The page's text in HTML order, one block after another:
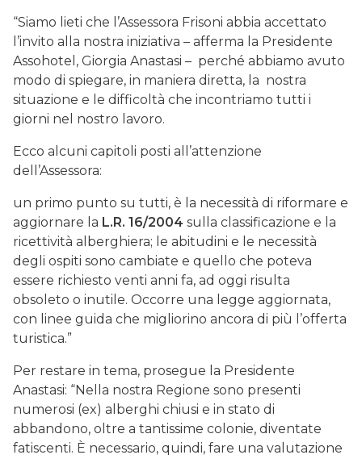
“Siamo lieti che l’Assessora Frisoni abbia accettato
l’invito alla nostra iniziativa – afferma la Presidente
Assohotel, Giorgia Anastasi – perché abbiamo avuto
modo di spiegare, in maniera diretta, la nostra
situazione e le difficoltà che incontriamo tutti i
giorni nel nostro lavoro.
Ecco alcuni capitoli posti all’attenzione
dell’Assessora:
un primo punto su tutti, è la necessità di riformare e
aggiornare la L.R. 16/2004 sulla classificazione e la
ricettività alberghiera; le abitudini e le necessità
degli ospiti sono cambiate e quello che poteva
essere richiesto venti anni fa, ad oggi risulta
obsoleto o inutile. Occorre una legge aggiornata,
con linee guida che migliorino ancora di più l’offerta
turistica.”
Per restare in tema, prosegue la Presidente
Anastasi: “Nella nostra Regione sono presenti
numerosi (ex) alberghi chiusi e in stato di
abbandono, oltre a tantissime colonie, diventate
fatiscenti. È necessario, quindi, fare una valutazione